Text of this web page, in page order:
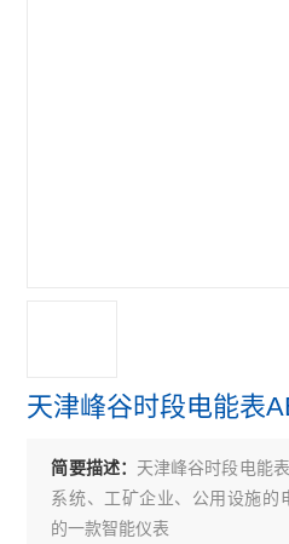
峰谷时段电能表
水电预付费系统
DJSF1352-RN
天津峰谷时段电能表
简要描述： 天津峰谷时段电能
系统、工矿企业、公用设施的
的一款智能仪表